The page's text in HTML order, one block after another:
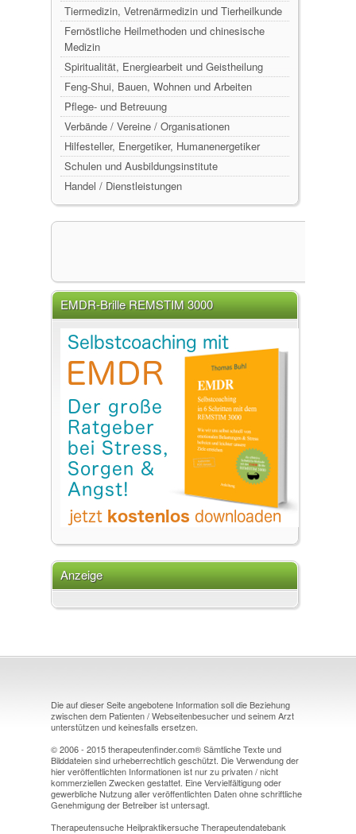
Tiermedizin, Vetrenärmedizin und Tierheilkunde
Fernöstliche Heilmethoden und chinesische
Medizin
Spiritualität, Energiearbeit und Geistheilung
Feng-Shui, Bauen, Wohnen und Arbeiten
Pflege- und Betreuung
Verbände / Vereine / Organisationen
Hilfesteller, Energetiker, Humanenergetiker
Schulen und Ausbildungsinstitute
Handel / Dienstleistungen
EMDR-Brille REMSTIM 3000
Anzeige
Die auf dieser Seite angebotene Information soll die Beziehung
zwischen dem Patienten / Webseitenbesucher und seinem Arzt
unterstützen und keinesfalls ersetzen.
© 2006 - 2015 therapeutenfinder.com® Sämtliche Texte und
Bilddateien sind urheberrechtlich geschützt. Die Verwendung der
hier veröffentlichten Informationen ist nur zu privaten / nicht
kommerziellen Zwecken gestattet. Eine Vervielfältigung oder
gewerbliche Nutzung aller veröffentlichten Daten ohne schriftliche
Genehmigung der Betreiber ist untersagt.
Therapeutensuche Heilpraktikersuche Therapeutendatebank